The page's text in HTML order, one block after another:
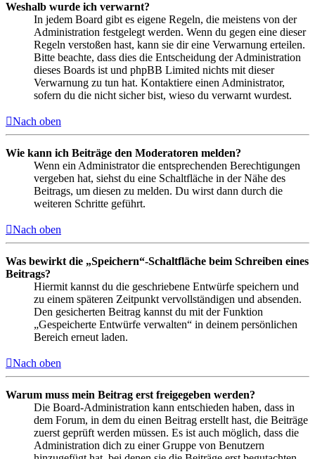
Weshalb wurde ich verwarnt?
In jedem Board gibt es eigene Regeln, die meistens von der
Administration festgelegt werden. Wenn du gegen eine dieser
Regeln verstoßen hast, kann sie dir eine Verwarnung erteilen.
Bitte beachte, dass dies die Entscheidung der Administration
dieses Boards ist und phpBB Limited nichts mit dieser
Verwarnung zu tun hat. Kontaktiere einen Administrator,
sofern du die nicht sicher bist, wieso du verwarnt wurdest.
Nach oben
Wie kann ich Beiträge den Moderatoren melden?
Wenn ein Administrator die entsprechenden Berechtigungen
vergeben hat, siehst du eine Schaltfläche in der Nähe des
Beitrags, um diesen zu melden. Du wirst dann durch die
weiteren Schritte geführt.
Nach oben
Was bewirkt die „Speichern“-Schaltfläche beim Schreiben eines
Beitrags?
Hiermit kannst du die geschriebene Entwürfe speichern und
zu einem späteren Zeitpunkt vervollständigen und absenden.
Den gesicherten Beitrag kannst du mit der Funktion
„Gespeicherte Entwürfe verwalten“ in deinem persönlichen
Bereich erneut laden.
Nach oben
Warum muss mein Beitrag erst freigegeben werden?
Die Board-Administration kann entschieden haben, dass in
dem Forum, in dem du einen Beitrag erstellt hast, die Beiträge
zuerst geprüft werden müssen. Es ist auch möglich, dass die
Administration dich zu einer Gruppe von Benutzern